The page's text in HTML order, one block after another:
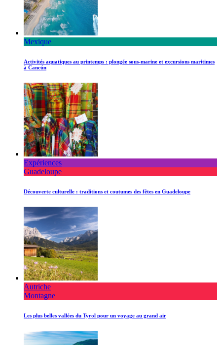
Mexique
Activités aquatiques au printemps : plongée sous-marine et excursions maritimes
à Cancún
Expériences
Guadeloupe
Découverte culturelle : traditions et coutumes des fêtes en Guadeloupe
Autriche
Montagne
Les plus belles vallées du Tyrol pour un voyage au grand air